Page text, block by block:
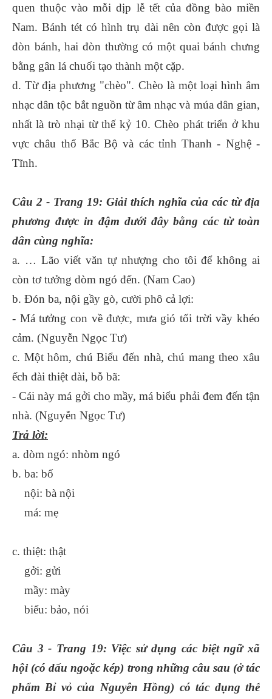
quen thuộc vào mỗi dịp lễ tết của đồng bào miền
Nam. Bánh tét có hình trụ dài nên còn được gọi là
đòn bánh, hai đòn thường có một quai bánh chưng
bằng gân lá chuối tạo thành một cặp.
d. Từ địa phương "chèo". Chèo là một loại hình âm
nhạc dân tộc bắt nguồn từ âm nhạc và múa dân gian,
nhất là trò nhại từ thế kỷ 10. Chèo phát triển ở khu
vực châu thổ Bắc Bộ và các tỉnh Thanh - Nghệ -
Tĩnh.
Câu 2 - Trang 19: Giải thích nghĩa của các từ địa
phương được in đậm dưới đây bằng các từ toàn
dân cùng nghĩa:
a. … Lão viết văn tự nhượng cho tôi để không ai
còn tơ tưởng dòm ngó đến. (Nam Cao)
b. Đón ba, nội gầy gò, cười phô cả lợi:
- Má tưởng con về được, mưa gió tối trời vầy khéo
cảm. (Nguyễn Ngọc Tư)
c. Một hôm, chú Biểu đến nhà, chú mang theo xâu
ếch đài thiệt dài, bỗ bã:
- Cái này má gởi cho mầy, má biểu phải đem đến tận
nhà. (Nguyễn Ngọc Tư)
Trả lời:
a. dòm ngó: nhòm ngó
b. ba: bố
nội: bà nội
má: mẹ
c. thiệt: thật
gởi: gửi
mầy: mày
biểu: bảo, nói
Câu 3 - Trang 19: Việc sử dụng các biệt ngữ xã
hội (có dấu ngoặc kép) trong những câu sau (ở tác
phẩm Bỉ vỏ của Nguyên Hồng) có tác dụng thể